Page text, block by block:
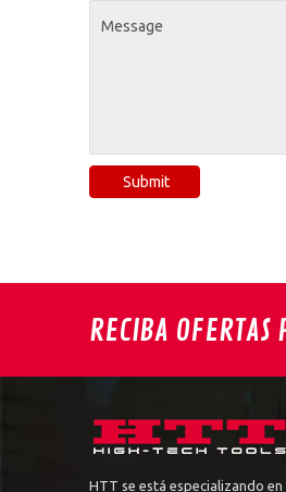
Message
Submit
RECIBA OFERTAS
HTT se está especializando